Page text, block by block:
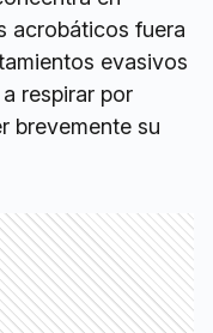
acrobáticos fuera
evasivos
respirar por
brevemente su